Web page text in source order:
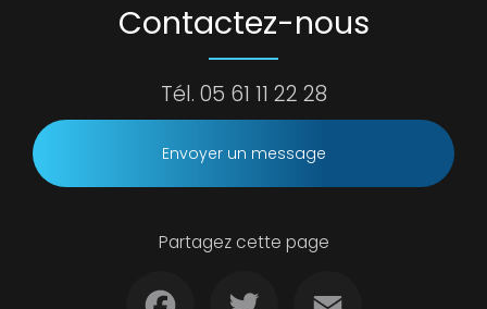
Contactez-nous
Tél. 05 61 11 22 28
Envoyer un message
Partagez cette page